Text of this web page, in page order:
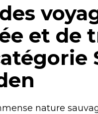
et de
nature